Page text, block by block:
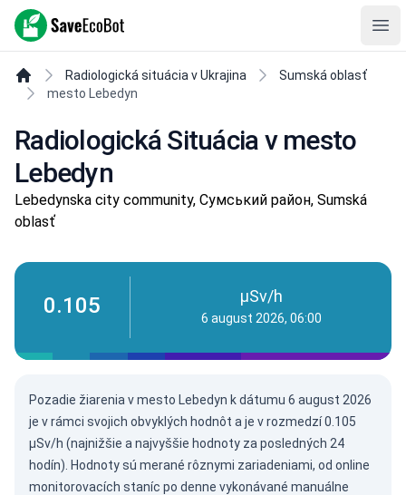
SaveEcoBot
Radiologická situácia v Ukrajina
Sumská oblasť
mesto Lebedyn
Radiologická Situácia v mesto
Lebedyn
Lebedynska city community, Сумський район, Sumská
oblasť
0.105 µSv/h
6 august 2026, 06:00
Pozadie žiarenia v mesto Lebedyn k dátumu 6 august 2026
je v rámci svojich obvyklých hodnôt a je v rozmedzí 0.105
µSv/h (najnižšie a najvyššie hodnoty za posledných 24
hodín). Hodnoty sú merané rôznymi zariadeniami, od online
monitorovacích staníc po denne vykonávané manuálne